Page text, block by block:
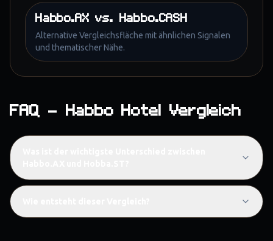
Habbo.AX vs. Habbo.CASH
Alternative Vergleichsfläche mit ähnlichen Signalen
und thematischer Nähe.
FAQ – Habbo Hotel Vergleich